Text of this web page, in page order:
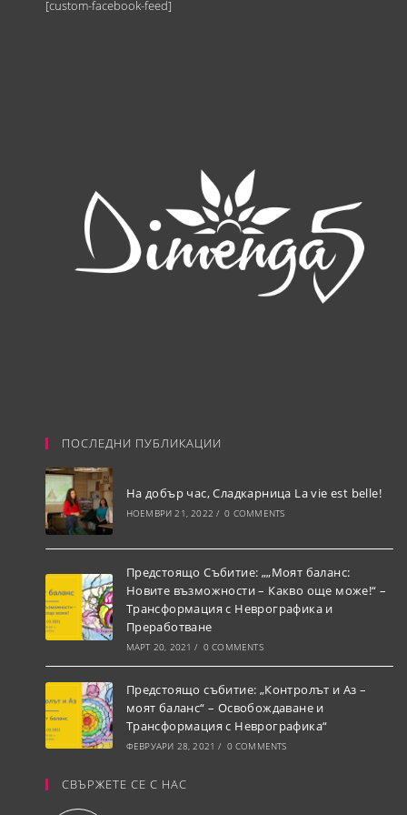
[custom-facebook-feed]
ПОСЛЕДНИ ПУБЛИКАЦИИ
На добър час, Сладкарница La vie est belle!
НОЕМВРИ 21, 2022 / 0 COMMENTS
Предстоящо Събитие: „„Моят баланс:
Новите възможности – Какво още може!“ –
Трансформация с Неврографика и
Преработване
МАРТ 20, 2021 / 0 COMMENTS
Предстоящо събитие: „Контролът и Аз –
моят баланс“ – Освобождаване и
Трансформация с Неврографика“
ФЕВРУАРИ 28, 2021 / 0 COMMENTS
СВЪРЖЕТЕ СЕ С НАС